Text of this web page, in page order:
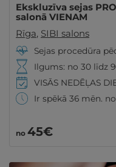
Ekskluzīva sejas
salonā VIENAM
Rīga, SIBI salons
Sejas procedūra
Ilgums: no 30 līdz
VISĀS NEDĒĻAS
Ir spēkā 36 mēn.
no 45€